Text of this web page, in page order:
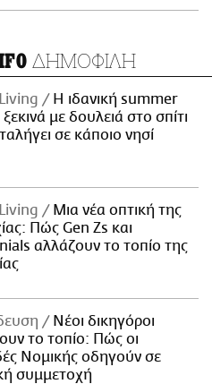
ΔΗΜΟΦΙΛΗ
Η ιδανική summer
με δουλειά στο σπίτι
σε κάποιο νησί
Μια νέα οπτική της
Πώς Gen Zs και
αλλάζουν το τοπίο της
Νέοι δικηγόροι
το τοπίο: Πώς οι
Νομικής οδηγούν σε
συμμετοχή